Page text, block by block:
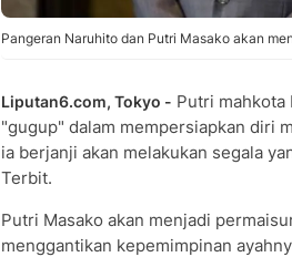
Pangeran Naruhito dan Putri Masako akan
Liputan6.com, Tokyo - Putri mahkota
"gugup" dalam mempersiapkan diri
ia berjanji akan melakukan segala
Terbit.
Putri Masako akan menjadi
menggantikan kepemimpinan